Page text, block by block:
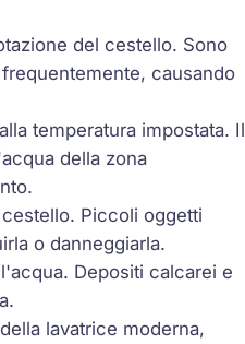
del cestello. Sono
causando
temperatura impostata. Il
della zona
Piccoli oggetti
o danneggiarla.
Depositi calcarei e
lavatrice moderna,